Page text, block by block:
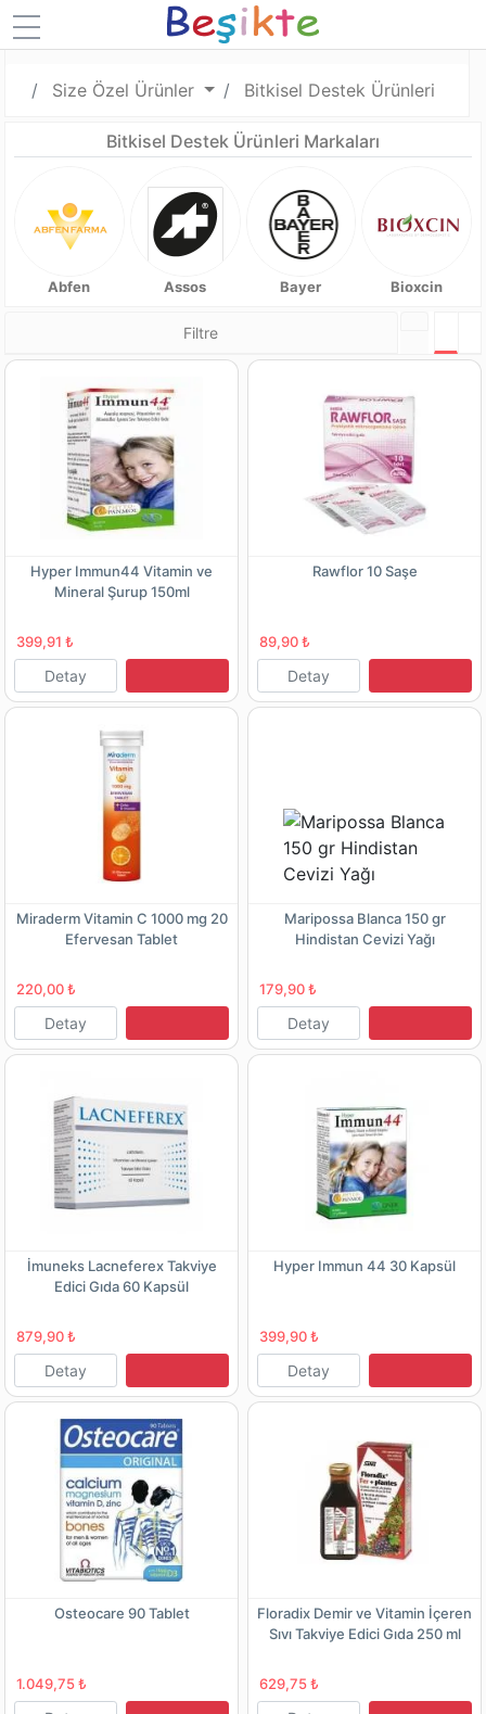
Size Özel Ürünler Bitkisel Destek Ürünleri
Bitkisel Destek Ürünleri Markaları
Abfen Assos Bayer Bioxcin
Filtre
Hyper Immun44 Vitamin ve
Mineral Şurup 150ml
399,91 ₺
Detay
Rawflor 10 Saşe
89,90 ₺
Detay
Miraderm Vitamin C 1000 mg 20
Efervesan Tablet
220,00 ₺
Detay
Maripossa Blanca 150 gr
Hindistan Cevizi Yağı
179,90 ₺
Detay
İmuneks Lacneferex Takviye
Edici Gıda 60 Kapsül
879,90 ₺
Detay
Hyper Immun 44 30 Kapsül
399,90 ₺
Detay
Osteocare 90 Tablet
1.049,75 ₺
Floradix Demir ve Vitamin İçeren
Sıvı Takviye Edici Gıda 250 ml
629,75 ₺